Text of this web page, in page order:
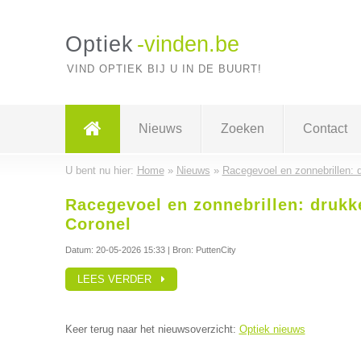
Optiek -vinden.be
VIND OPTIEK BIJ U IN DE BUURT!
Nieuws Zoeken Contact
U bent nu hier: Home» Nieuws » Racegevoel en zonnebrillen:
Racegevoel en zonnebrillen:
Coronel
Datum: 20-05-2026 15:33| Bron: PuttenCity
LEES VERDER
Keer terug naar het nieuwsoverzicht: Optiek nieuws